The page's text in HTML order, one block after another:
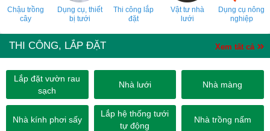
Chậu trồng
cây
Dụng cụ, thiết
bị tưới
Thi công lắp
đặt
Vật tư nhà
lưới
Dụng cụ nông
nghiệp
THI CÔNG, LẮP ĐẶT
Lắp đặt vườn rau
sạch
Nhà lưới Nhà màng
Nhà kính phơi sấy
Lắp hệ thống tưới
tự động
Nhà trồng nấm
Xem tất cả